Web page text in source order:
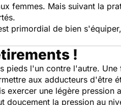
femmes. Mais suivant la
primordial de bien
!
pieds l'un contre l'autre.
aux adducteurs d'être
exercer une légère pression
doucement la pression au